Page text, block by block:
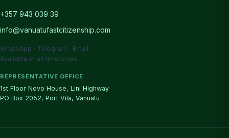
+357 943 039 39
info@vanuatufastcitizenship.com
WhatsApp · Telegram · Email
Available in all timezones
REPRESENTATIVE OFFICE
1st Floor Novo House, Lini Highway
PO Box 2052, Port Vila, Vanuatu